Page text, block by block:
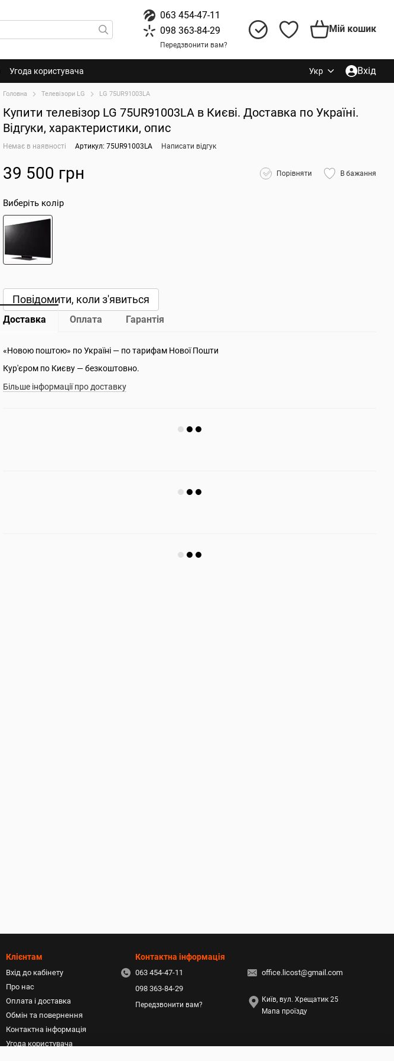
063 454-47-11
098 363-84-29
Передзвонити вам?
Мій кошик
Угода користувача Укр Вхід
Головна Телевізори LG LG 75UR91003LA
Купити телевізор LG 75UR91003LA в Києві. Доставка по Україні.
Відгуки, характеристики, опис
Немає в наявності Артикул: 75UR91003LA Написати відгук
39 500 грн Порівняти В бажання
Виберіть колір
Повідомити, коли з'явиться
Доставка Оплата Гарантія
«Новою поштою» по Україні — по тарифам Нової Пошти
Кур'єром по Києву — безкоштовно.
Більше інформації про доставку
Клієнтам
Вхід до кабінету
Про нас
Оплата і доставка
Обмін та повернення
Контактна інформація
Угода користувача
Контактна інформація
063 454-47-11
098 363-84-29
Передзвонити вам?
office.licost@gmail.com
Київ, вул. Хрещатик 25
Мапа проїзду